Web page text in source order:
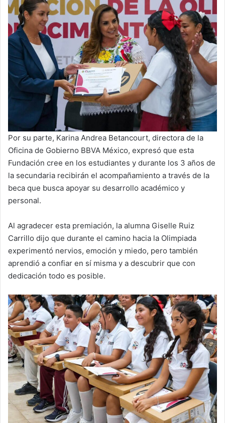
Por su parte, Karina Andrea Betancourt, directora de la
Oficina de Gobierno BBVA México, expresó que esta
Fundación cree en los estudiantes y durante los 3 años de
la secundaria recibirán el acompañamiento a través de la
beca que busca apoyar su desarrollo académico y
personal.
Al agradecer esta premiación, la alumna Giselle Ruiz
Carrillo dijo que durante el camino hacia la Olimpiada
experimentó nervios, emoción y miedo, pero también
aprendió a confiar en sí misma y a descubrir que con
dedicación todo es posible.